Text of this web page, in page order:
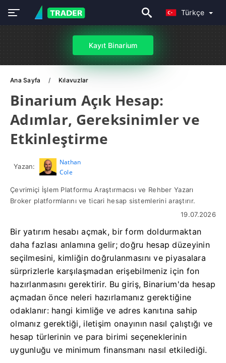
Türkçe
Kayıt Binarium
Ana Sayfa Kılavuzlar
Binarium Açık Hesap:
Adımlar, Gereksinimler ve
Etkinleştirme
Yazan:
Nathan
Cole
Çevrimiçi İşlem Platformu Araştırmacısı ve Rehber Yazarı
Broker platformlarını ve ticari hesap sistemlerini araştırır.
19.07.2026
Bir yatırım hesabı açmak, bir form doldurmaktan
daha fazlası anlamına gelir; doğru hesap düzeyinin
seçilmesini, kimliğin doğrulanmasını ve piyasalara
sürprizlerle karşılaşmadan erişebilmeniz için fon
hazırlanmasını gerektirir. Bu giriş, Binarium'da hesap
açmadan önce neleri hazırlamanız gerektiğine
odaklanır: hangi kimliğe ve adres kanıtına sahip
olmanız gerektiği, iletişim onayının nasıl çalıştığı ve
hesap türlerinin ve para birimi seçeneklerinin
uygunluğu ve minimum finansmanı nasıl etkilediği.